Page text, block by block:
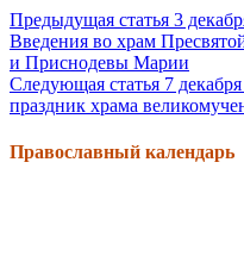
Предыдущая статья 3
Введения во храм
и Приснодевы Марии
Следующая статья 7
праздник храма
Православный календарь